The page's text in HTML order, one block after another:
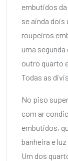
embutidos
se ainda dois
roupeiros
uma
outro quarto
Todas as
No piso
com ar
embutidos,
banheira e
Um dos